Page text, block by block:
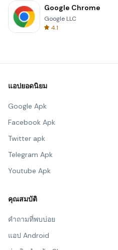
Google Chrome
Google LLC
4.1
แอปยอดนิยม
Google Apk
Facebook Apk
Twitter apk
Telegram Apk
Youtube Apk
คุณสมบัติ
คำถามที่พบบ่อย
แอป Android